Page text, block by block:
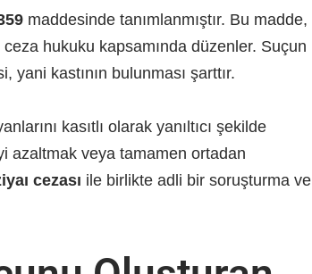
maddesinde tanımlanmıştır. Bu madde,
hukuku kapsamında düzenler. Suçun
kastının bulunması şarttır.
kasıtlı olarak yanıltıcı şekilde
azaltmak veya tamamen ortadan
cezası ile birlikte adli bir soruşturma ve